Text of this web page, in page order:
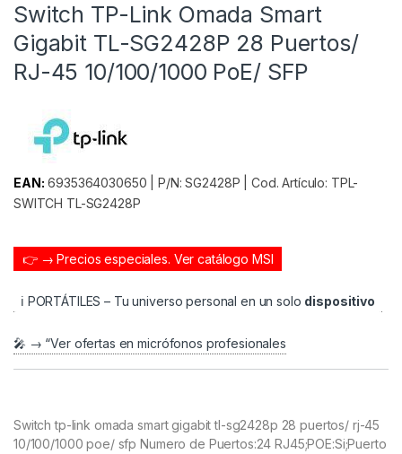
Switch TP-Link Omada Smart
Gigabit TL-SG2428P 28 Puertos/
RJ-45 10/100/1000 PoE/ SFP
EAN: 6935364030650 | P/N: SG2428P | Cod. Artículo: TPL-
SWITCH TL-SG2428P
👉 → Precios especiales. Ver catálogo MSI
ℹ️ PORTÁTILES – Tu universo personal en un solo dispositivo
🎤 → “Ver ofertas en micrófonos profesionales
Switch tp-link omada smart gigabit tl-sg2428p 28 puertos/ rj-45
10/100/1000 poe/ sfp Numero de Puertos:24 RJ45;POE:Si;Puerto